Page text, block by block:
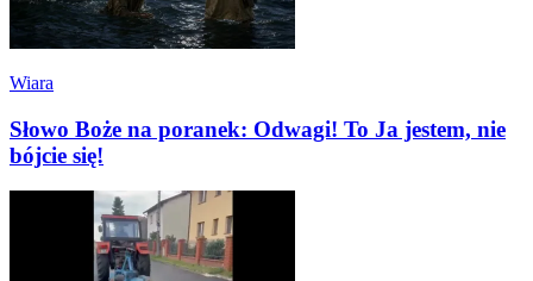
Wiara
Słowo Boże na poranek: Odwagi! To Ja jestem, nie
bójcie się!